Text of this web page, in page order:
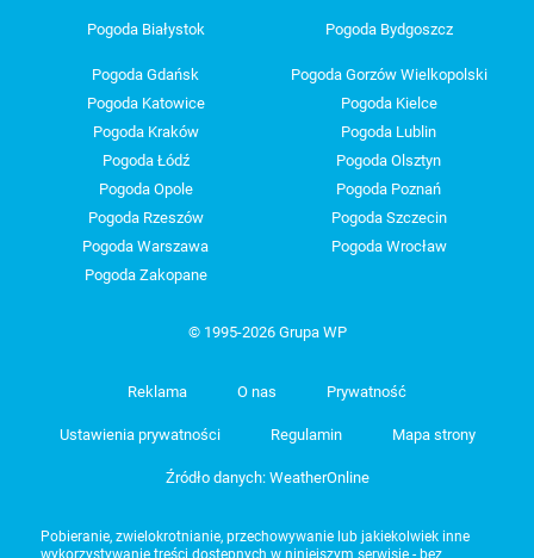
Pogoda Białystok Pogoda Bydgoszcz
Pogoda Gdańsk
Pogoda Gorzów Wielkopolski
Pogoda Katowice
Pogoda Kielce
Pogoda Kraków
Pogoda Lublin
Pogoda Łódź
Pogoda Olsztyn
Pogoda Opole
Pogoda Poznań
Pogoda Rzeszów
Pogoda Szczecin
Pogoda Warszawa
Pogoda Wrocław
Pogoda Zakopane
© 1995-2026 Grupa WP
Reklama O nas Prywatność
Ustawienia prywatności Regulamin Mapa strony
Źródło danych: WeatherOnline
Pobieranie, zwielokrotnianie, przechowywanie lub jakiekolwiek inne
wykorzystywanie treści dostępnych w niniejszym serwisie - bez